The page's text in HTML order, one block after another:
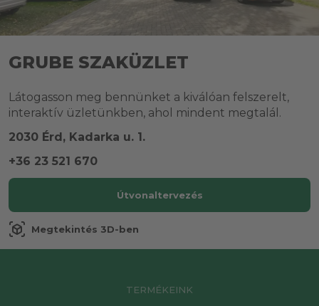
GRUBE SZAKÜZLET
Látogasson meg bennünket a kiválóan felszerelt,
interaktív üzletünkben, ahol mindent megtalál.
2030 Érd, Kadarka u. 1.
+36 23 521 670
Útvonaltervezés
view_in_ar Megtekintés 3D-ben
TERMÉKEINK